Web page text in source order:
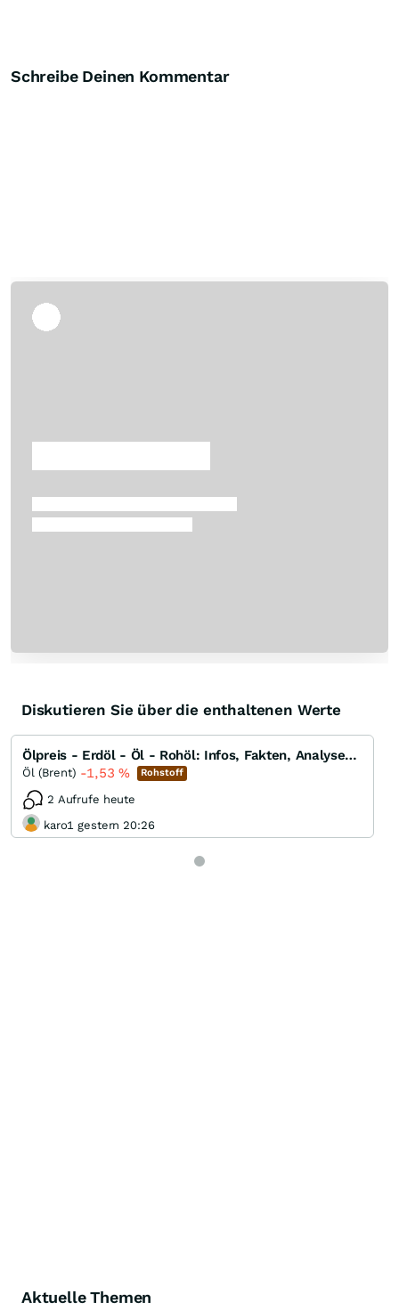
Schreibe Deinen Kommentar
Diskutieren Sie über die enthaltenen Werte
Ölpreis - Erdöl - Öl - Rohöl: Infos, Fakten, Analysen, Charts und Ausblick
Öl (Brent) -1,53 % Rohstoff
2 Aufrufe heute
karo1 gestern 20:26
Aktuelle Themen